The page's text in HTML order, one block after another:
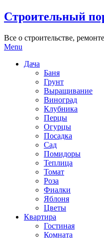
Skip
to
Строительный
Все о строительстве,
Menu
Дача
Баня
Грунт
Выращивание
Виноград
Клубника
Перцы
Огурцы
Посадка
Сад
Помидоры
Теплица
Томат
Роза
Фиалки
Яблоня
Цветы
Квартира
Гостиная
Комната